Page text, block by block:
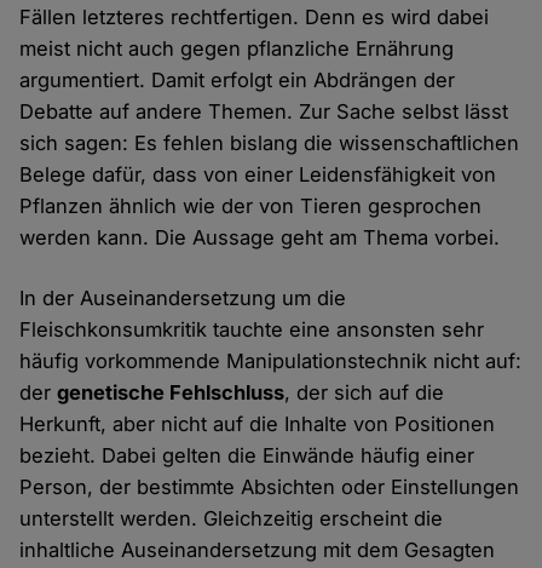
Fällen letzteres rechtfertigen. Denn es wird dabei
meist nicht auch gegen pflanzliche Ernährung
argumentiert. Damit erfolgt ein Abdrängen der
Debatte auf andere Themen. Zur Sache selbst lässt
sich sagen: Es fehlen bislang die wissenschaftlichen
Belege dafür, dass von einer Leidensfähigkeit von
Pflanzen ähnlich wie der von Tieren gesprochen
werden kann. Die Aussage geht am Thema vorbei.
In der Auseinandersetzung um die
Fleischkonsumkritik tauchte eine ansonsten sehr
häufig vorkommende Manipulationstechnik nicht auf:
dergenetische Fehlschluss, der sich auf die
Herkunft, aber nicht auf die Inhalte von Positionen
bezieht. Dabei gelten die Einwände häufig einer
Person, der bestimmte Absichten oder Einstellungen
unterstellt werden. Gleichzeitig erscheint die
inhaltliche Auseinandersetzung mit dem Gesagten